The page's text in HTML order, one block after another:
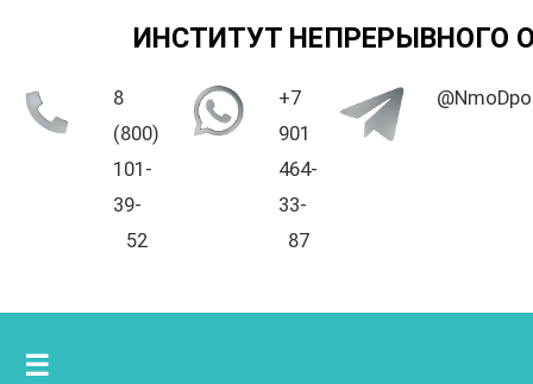
ИНСТИТУТ НЕПРЕРЫВНОГО
8
(800)
101-
39-
52
+7
901
464-
33-
87
☰